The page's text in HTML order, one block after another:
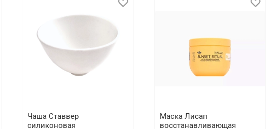
Чаша Ставвер
силиконовая
Маска Лисап
восстанавливающая